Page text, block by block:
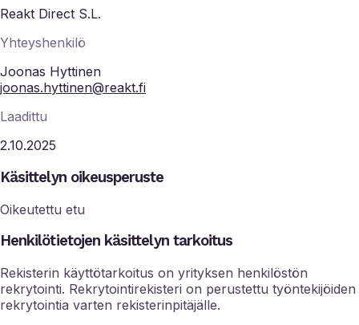
Reakt Direct S.L.
Yhteyshenkilö
Joonas Hyttinen
joonas.hyttinen@reakt.fi
Laadittu
2.10.2025
Käsittelyn oikeusperuste
Oikeutettu etu
Henkilötietojen käsittelyn tarkoitus
Rekisterin käyttötarkoitus on yrityksen henkilöstön
rekrytointi. Rekrytointirekisteri on perustettu työntekijöiden
rekrytointia varten rekisterinpitäjälle.